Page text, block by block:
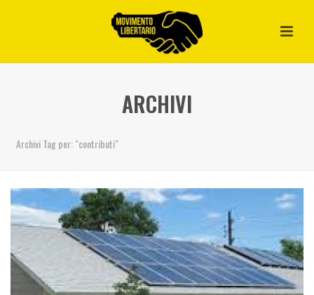
ARCHIVI
Archivi Tag per: "contributi"